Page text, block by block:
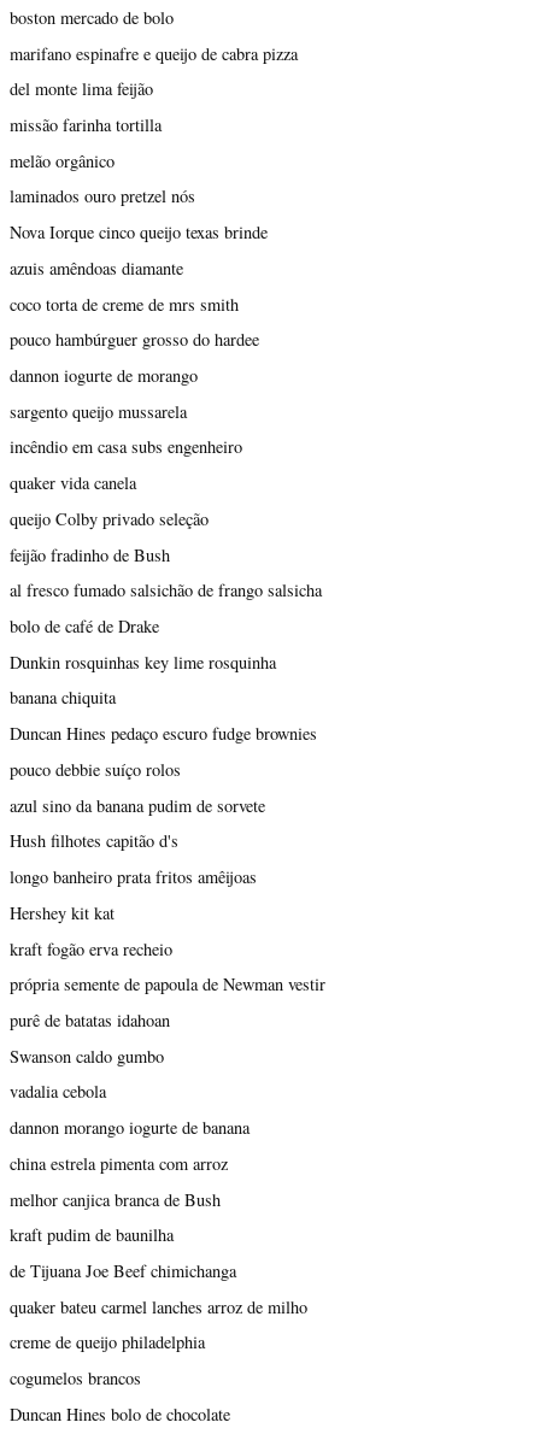
boston mercado de bolo
marifano espinafre e queijo de cabra pizza
del monte lima feijão
missão farinha tortilla
melão orgânico
laminados ouro pretzel nós
Nova Iorque cinco queijo texas brinde
azuis amêndoas diamante
coco torta de creme de mrs smith
pouco hambúrguer grosso do hardee
dannon iogurte de morango
sargento queijo mussarela
incêndio em casa subs engenheiro
quaker vida canela
queijo Colby privado seleção
feijão fradinho de Bush
al fresco fumado salsichão de frango salsicha
bolo de café de Drake
Dunkin rosquinhas key lime rosquinha
banana chiquita
Duncan Hines pedaço escuro fudge brownies
pouco debbie suíço rolos
azul sino da banana pudim de sorvete
Hush filhotes capitão d's
longo banheiro prata fritos amêijoas
Hershey kit kat
kraft fogão erva recheio
própria semente de papoula de Newman vestir
purê de batatas idahoan
Swanson caldo gumbo
vadalia cebola
dannon morango iogurte de banana
china estrela pimenta com arroz
melhor canjica branca de Bush
kraft pudim de baunilha
de Tijuana Joe Beef chimichanga
quaker bateu carmel lanches arroz de milho
creme de queijo philadelphia
cogumelos brancos
Duncan Hines bolo de chocolate